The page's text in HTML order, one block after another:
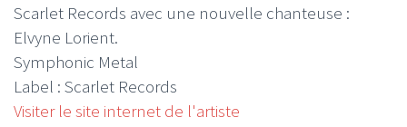
Scarlet Records avec une nouvelle chanteuse :
Elvyne Lorient.
Symphonic Metal
Label : Scarlet Records
Visiter le site internet de l'artiste